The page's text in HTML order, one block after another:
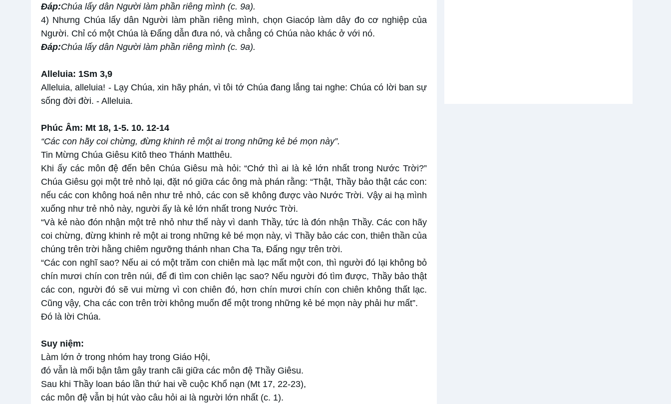
Ðáp:Chúa lấy dân Người làm phần riêng mình (c. 9a).
4) Nhưng Chúa lấy dân Người làm phần riêng mình, chọn Giacóp làm dây đo cơ nghiệp của
Người. Chỉ có một Chúa là Ðấng dẫn đưa nó, và chẳng có Chúa nào khác ở với nó.
Ðáp:Chúa lấy dân Người làm phần riêng mình (c. 9a).
Alleluia: 1Sm 3,9
Alleluia, alleluia! - Lạy Chúa, xin hãy phán, vì tôi tớ Chúa đang lắng tai nghe: Chúa có lời ban sự
sống đời đời. - Alleluia.
Phúc Âm: Mt 18, 1-5. 10. 12-14
“Các con hãy coi chừng, đừng khinh rẻ một ai trong những kẻ bé mọn này”.
Tin Mừng Chúa Giêsu Kitô theo Thánh Matthêu.
Khi ấy các môn đệ đến bên Chúa Giêsu mà hỏi: “Chớ thì ai là kẻ lớn nhất trong Nước Trời?”
Chúa Giêsu gọi một trẻ nhỏ lại, đặt nó giữa các ông mà phán rằng: “Thật, Thầy bảo thật các con:
nếu các con không hoá nên như trẻ nhỏ, các con sẽ không được vào Nước Trời. Vậy ai hạ mình
xuống như trẻ nhỏ này, người ấy là kẻ lớn nhất trong Nước Trời.
“Và kẻ nào đón nhận một trẻ nhỏ như thế này vì danh Thầy, tức là đón nhận Thầy. Các con hãy
coi chừng, đừng khinh rẻ một ai trong những kẻ bé mọn này, vì Thầy bảo các con, thiên thần của
chúng trên trời hằng chiêm ngưỡng thánh nhan Cha Ta, Ðấng ngự trên trời.
“Các con nghĩ sao? Nếu ai có một trăm con chiên mà lạc mất một con, thì người đó lại không bỏ
chín mươi chín con trên núi, để đi tìm con chiên lạc sao? Nếu người đó tìm được, Thầy bảo thật
các con, người đó sẽ vui mừng vì con chiên đó, hơn chín mươi chín con chiên không thất lạc.
Cũng vậy, Cha các con trên trời không muốn để một trong những kẻ bé mọn này phải hư mất”.
Ðó là lời Chúa.
Suy niệm:
Làm lớn ở trong nhóm hay trong Giáo Hội,
đó vẫn là mối bận tâm gây tranh cãi giữa các môn đệ Thầy Giêsu.
Sau khi Thầy loan báo lần thứ hai về cuộc Khổ nạn (Mt 17, 22-23),
các môn đệ vẫn bị hút vào câu hỏi ai là người lớn nhất (c. 1).